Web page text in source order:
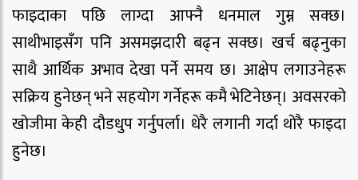
फाइदाका पछि लाग्दा आफ्नै धनमाल गुम्न सक्छ।
साथीभाइसँग पनि असमझदारी बढ्न सक्छ। खर्च बढ्नुका
साथै आर्थिक अभाव देखा पर्ने समय छ। आक्षेप लगाउनेहरू
सक्रिय हुनेछन् भने सहयोग गर्नेहरू कमै भेटिनेछन्। अवसरको
खोजीमा केही दौडधुप गर्नुपर्ला। धेरै लगानी गर्दा थोरै फाइदा
हुनेछ।